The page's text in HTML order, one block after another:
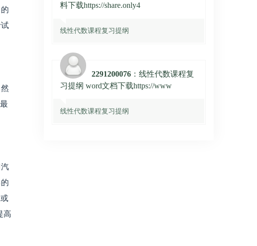
高
料下载https://share.only4
线性代数课程复习提纲
2291200076 ：线性代数课程复
习提纲 word文档下载https://www
线性代数课程复习提纲